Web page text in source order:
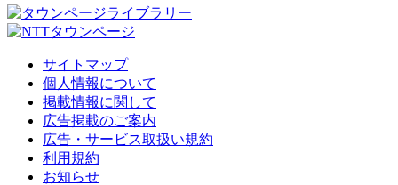
サイトマップ
個人情報について
掲載情報に関して
広告掲載のご案内
広告・サービス取扱い規約
利用規約
お知らせ